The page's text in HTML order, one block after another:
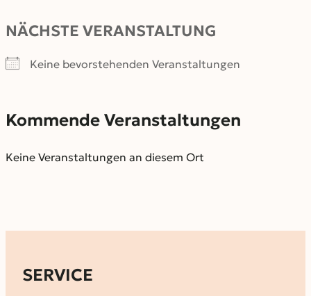
NÄCHSTE VERANSTALTUNG
Keine bevorstehenden Veranstaltungen
Kommende Veranstaltungen
Keine Veranstaltungen an diesem Ort
SERVICE